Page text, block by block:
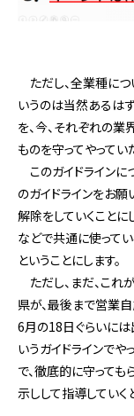
ただし、全業種につ
いうのは当然あるは
を、今、それぞれの
ものを守ってやってい
このガイドラインに
のガイドラインをお
解除をしていくことに
などで共通に使って
ということにします。
ただし、まだ、こ
県が、最後まで営業自
6月の18日ぐらいには
いうガイドラインでや
で、徹底的に守っても
示しして指導していく